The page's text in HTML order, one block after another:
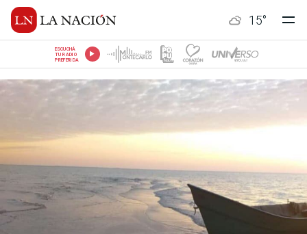
15°
ESCUCHÁ
TU RADIO
PREFERIDA